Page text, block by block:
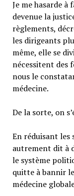
Je me hasarde à
devenue la
règlements,
les dirigeants
même, elle se
nécessitent des
nous le
médecine.
De la sorte, on
En réduisant les
autrement dit à
le système
quitte à bannir
médecine